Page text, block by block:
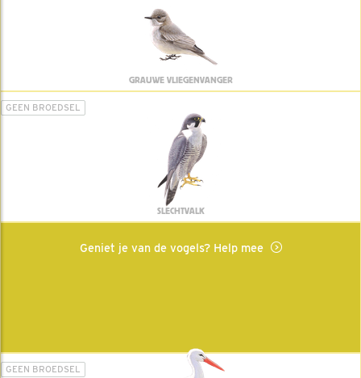
GRAUWE VLIEGENVANGER
GEEN BROEDSEL
SLECHTVALK
Geniet je van de vogels? Help mee
GEEN BROEDSEL